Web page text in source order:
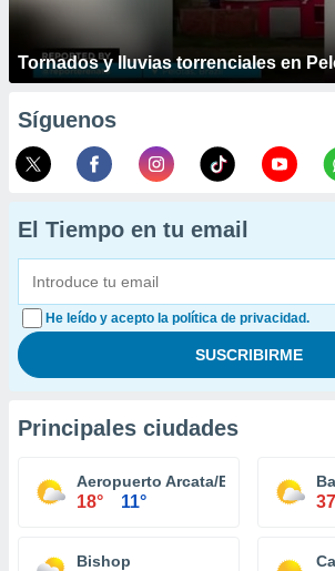
Tornados y lluvias torrenciales en
Síguenos
El Tiempo en tu email
He leído y acepto la política de privacidad.
Principales ciudades
Aeropuerto Arcata/Eureka
18° 11°
Bishop